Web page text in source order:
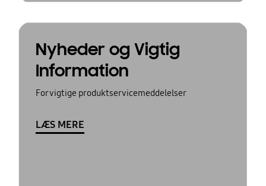
Nyheder og Vigtig
Information
For vigtige produktservicemeddelelser
LÆS MERE